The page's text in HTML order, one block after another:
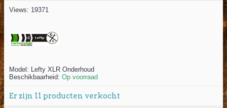
Views: 19371
Model: Lefty XLR Onderhoud
Beschikbaarheid: Op voorraad
Er zijn 11 producten verkocht